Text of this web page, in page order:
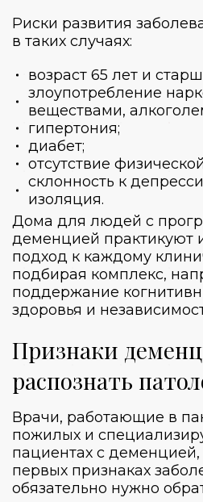
Риски развития
в таких случаях:
возраст 65 лет и
злоупотребление
веществами,
гипертония;
диабет;
отсутствие
склонность к
изоляция.
Дома для людей с
деменцией практикуют
подход к каждому
подбирая комплекс,
поддержание
здоровья и
Признаки
распознать
Врачи, работающие в
пожилых и
пациентах с
первых признаках
обязательно нужно